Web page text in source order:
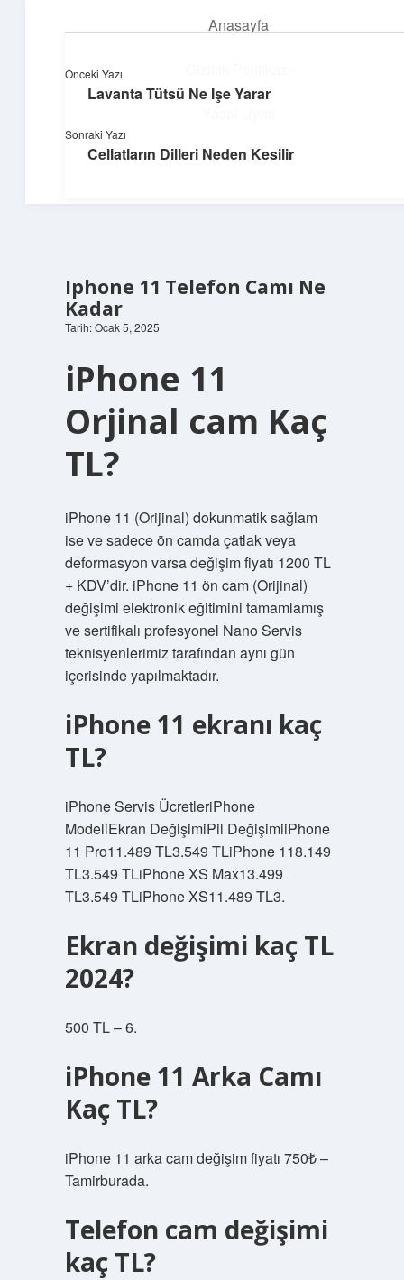
Anasayfa
Hakkımızda
Teknoloji ve Aşk
Dijital dünyada keyifli bir macera!
Iphone 11 Telefon Camı Ne
Kadar
Tarih: Ocak 5, 2025
iPhone 11
Orjinal cam Kaç
TL?
iPhone 11 (Orijinal) dokunmatik sağlam
ise ve sadece ön camda çatlak veya
deformasyon varsa değişim fiyatı 1200 TL
+ KDV’dir. iPhone 11 ön cam (Orijinal)
değişimi elektronik eğitimini tamamlamış
ve sertifikalı profesyonel Nano Servis
teknisyenlerimiz tarafından aynı gün
içerisinde yapılmaktadır.
iPhone 11 ekranı kaç
TL?
iPhone Servis ÜcretleriPhone
ModeliEkran DeğişimiPil DeğişimiiPhone
11 Pro11.489 TL3.549 TLiPhone 118.149
TL3.549 TLiPhone XS Max13.499
TL3.549 TLiPhone XS11.489 TL3.
Ekran değişimi kaç TL
2024?
500 TL – 6.
iPhone 11 Arka Camı
Kaç TL?
iPhone 11 arka cam değişim fiyatı 750₺ –
Tamirburada.
Telefon cam değişimi
kaç TL?
Önceki Yazı
Lavanta Tütsü Ne Işe Yarar
Sonraki Yazı
Cellatların Dilleri Neden Kesilir